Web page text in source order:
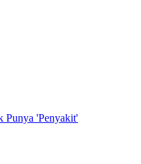
Punya 'Penyakit'